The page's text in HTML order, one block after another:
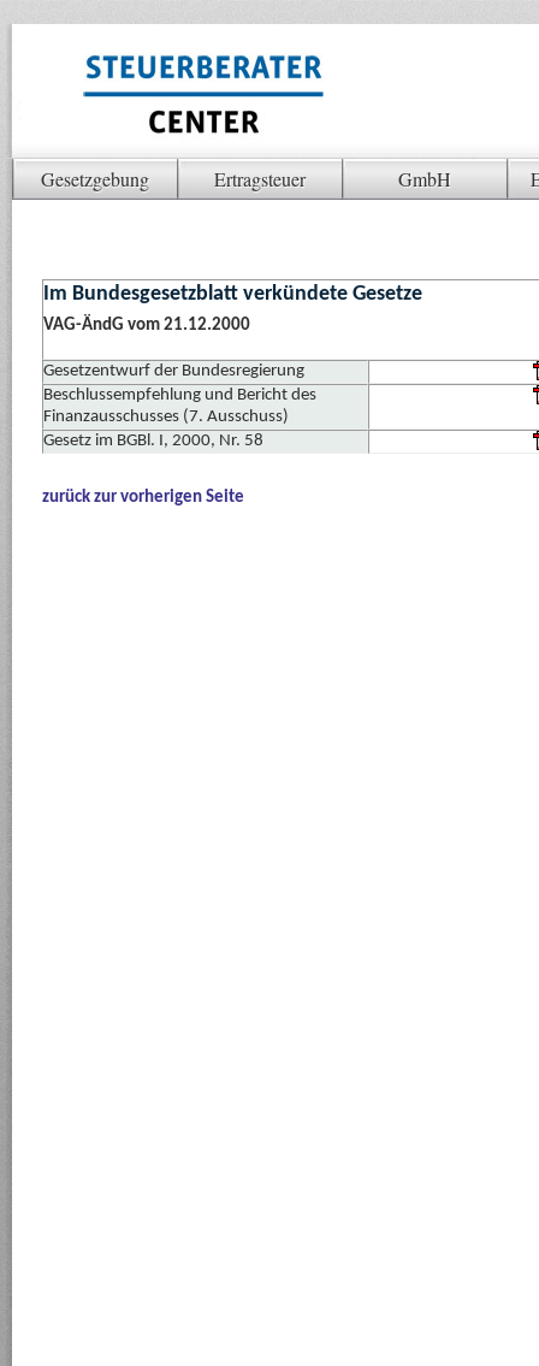
Gesetzgebung Ertragsteuer GmbH
Im Bundesgesetzblatt verkündete Gesetze
VAG-ÄndG vom 21.12.2000
Gesetzentwurf der Bundesregierung
Beschlussempfehlung und Bericht des
Finanzausschusses (7. Ausschuss)
Gesetz im BGBl. I, 2000, Nr. 58
zurück zur vorherigen Seite